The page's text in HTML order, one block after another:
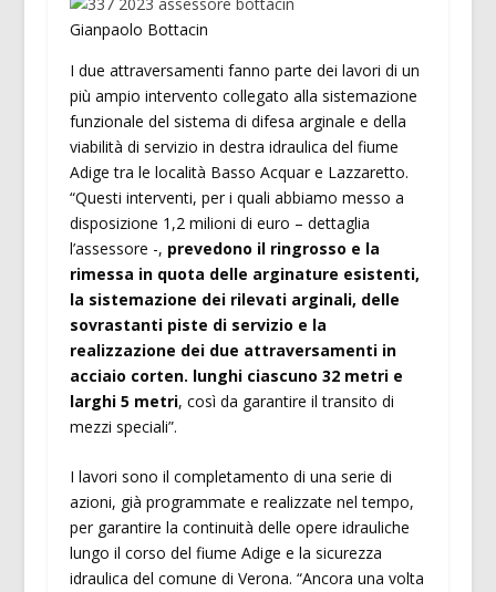
Gianpaolo Bottacin
I due attraversamenti fanno parte dei lavori di un
più ampio intervento collegato alla sistemazione
funzionale del sistema di difesa arginale e della
viabilità di servizio in destra idraulica del fiume
Adige tra le località Basso Acquar e Lazzaretto.
“Questi interventi, per i quali abbiamo messo a
disposizione 1,2 milioni di euro – dettaglia
l’assessore -, prevedono il ringrosso e la
rimessa in quota delle arginature esistenti,
la sistemazione dei rilevati arginali, delle
sovrastanti piste di servizio e la
realizzazione dei due attraversamenti in
acciaio corten. lunghi ciascuno 32 metri e
larghi 5 metri, così da garantire il transito di
mezzi speciali”.
I lavori sono il completamento di una serie di
azioni, già programmate e realizzate nel tempo,
per garantire la continuità delle opere idrauliche
lungo il corso del fiume Adige e la sicurezza
idraulica del comune di Verona. “Ancora una volta